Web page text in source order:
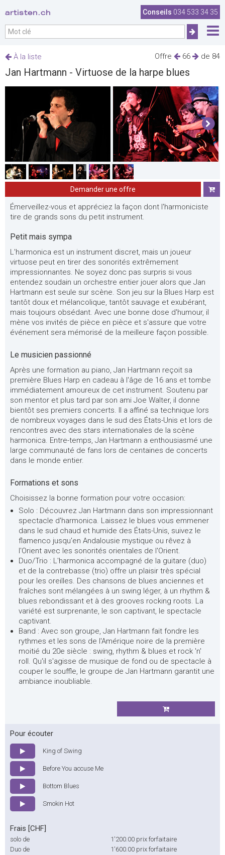
artisten.ch Conseils 034 533 34 35
Offre 66 de 84
À la liste
Jan Hartmann - Virtuose de la harpe blues
Demander une offre
Émerveillez-vous et appréciez la façon dont l'harmoniciste
tire de grands sons du petit instrument.
Petit mais sympa
L'harmonica est un instrument discret, mais un joueur
virtuose peut en tirer des sonorités extrêmement
impressionnantes. Ne soyez donc pas surpris si vous
entendez soudain un orchestre entier jouer alors que Jan
Hartmann est seule sur scène. Son jeu sur la Blues Harp est
tantôt doux et mélancolique, tantôt sauvage et exubérant,
mais toujours obsédant. Avec une bonne dose d'humour, il
mène vos invités de pièce en pièce et s'assure que votre
événement sera mémorisé de la meilleure façon possible.
Le musicien passionné
Après une formation au piano, Jan Hartmann reçoit sa
première Blues Harp en cadeau à l'âge de 16 ans et tombe
immédiatement amoureux de cet instrument. Soutenu par
son mentor et plus tard par son ami Joe Walter, il donne
bientôt ses premiers concerts. Il a affiné sa technique lors
de nombreux voyages dans le sud des États-Unis et lors de
rencontres avec des stars internationales de la scène
harmonica. Entre-temps, Jan Hartmann a enthousiasmé une
large communauté de fans lors de centaines de concerts
dans le monde entier.
Formations et sons
Choisissez la bonne formation pour votre occasion:
Solo : Découvrez Jan Hartmann dans son impressionnant
spectacle d'harmonica. Laissez le blues vous emmener
dans le sud chaud et humide des États-Unis, suivez le
flamenco jusqu'en Andalousie mystique ou rêvez à
l'Orient avec les sonorités orientales de l'Orient.
Duo/Trio : L'harmonica accompagné de la guitare (duo)
et de la contrebasse (trio) offre un plaisir très spécial
pour les oreilles. Des chansons de blues anciennes et
fraîches sont mélangées à un swing léger, à un rhythm &
blues rebondissant et à des grooves rocking roots. La
variété est surprenante, le son captivant, le spectacle
captivant.
Band : Avec son groupe, Jan Hartmann fait fondre les
rythmes et les sons de l'Amérique noire de la première
moitié du 20e siècle : swing, rhythm & blues et rock 'n'
roll. Qu'il s'agisse de musique de fond ou de spectacle à
couper le souffle, le groupe de Jan Hartmann garantit une
ambiance inoubliable.
Pour écouter
King of Swing
Before You accuse Me
Bottom Blues
Smokin Hot
Frais [CHF]
solo de 1'200.00 prix forfaitaire
Duo de
1'600.00 prix forfaitaire